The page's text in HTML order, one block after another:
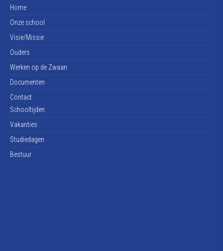
Home
Onze school
Visie/Missie
Ouders
Werken op de Zwaan
Documenten
Contact
Schooltijden
Vakanties
Studiedagen
Bestuur